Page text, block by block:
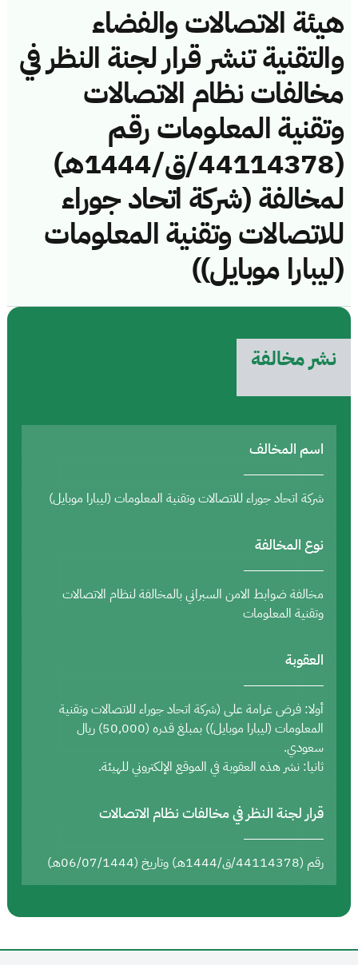
هيئة الاتصالات والفضاء
والتقنية تنشر قرار لجنة النظر في
مخالفات نظام الاتصالات
وتقنية المعلومات رقم
(44114378/ق/1444هـ)
لمخالفة (شركة اتحاد جوراء
للاتصالات وتقنية المعلومات
(ليبارا موبايل))
نشر مخالفة
اسم المخالف
شركة اتحاد جوراء للاتصالات وتقنية المعلومات (ليبارا موبايل)
نوع المخالفة
مخالفة ضوابط الامن السبراني بالمخالفة لنظام الاتصالات
وتقنية المعلومات
العقوبة
أولا: فرض غرامة على (شركة اتحاد جوراء للاتصالات وتقنية
المعلومات (ليبارا موبايل)) بمبلغ قدره (50,000) ريال
سعودي.
ثانيا: نشر هذه العقوبة في الموقع الإلكتروني للهيئة.
قرار لجنة النظر في مخالفات نظام الاتصالات
رقم (44114378/ق/1444هـ) وتاريخ (06/07/1444هـ)